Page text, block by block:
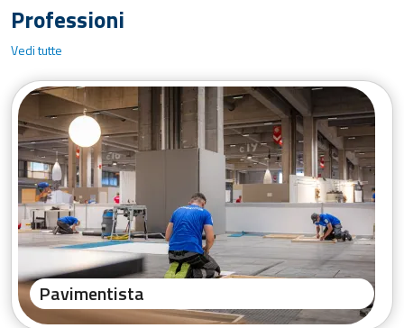
Professioni
Vedi tutte
Pavimentista